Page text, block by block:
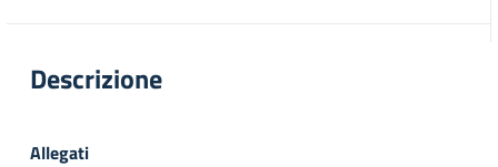
Descrizione
Allegati